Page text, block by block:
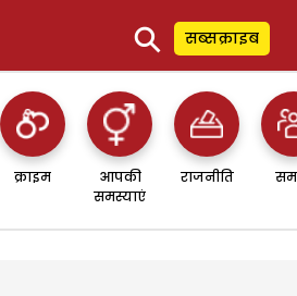
⚲ सब्सक्राइब
क्राइम
आपकी
समस्याएं
राजनीति